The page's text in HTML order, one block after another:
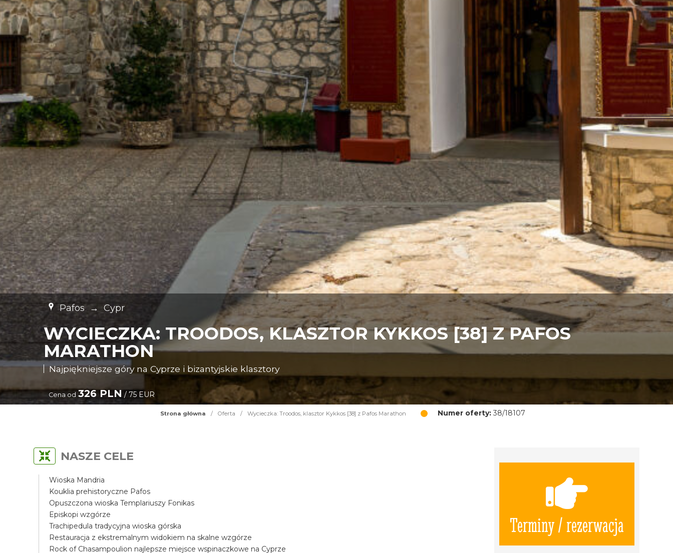
Pafos → Cypr
WYCIECZKA: TROODOS, KLASZTOR KYKKOS [38] Z PAFOS
MARATHON
Najpiękniejsze góry na Cyprze i bizantyjskie klasztory
Cena od 326 PLN / 75 EUR
Strona główna / Oferta / Wycieczka: Troodos, klasztor Kykkos [38] z Pafos Marathon Numer oferty: 38/18107
Terminy / rezerwacja
NASZE CELE
Wioska Mandria
Kouklia prehistoryczne Pafos
Opuszczona wioska Templariuszy Fonikas
Episkopi wzgórze
Trachipedula tradycyjna wioska górska
Restauracja z ekstremalnym widokiem na skalne wzgórze
Rock of Chasampoulion najlepsze miejsce wspinaczkowe na Cyprze